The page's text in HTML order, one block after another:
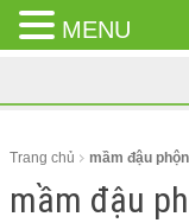
MENU
Trang chủ mầm đậu
mầm đậu
MENU